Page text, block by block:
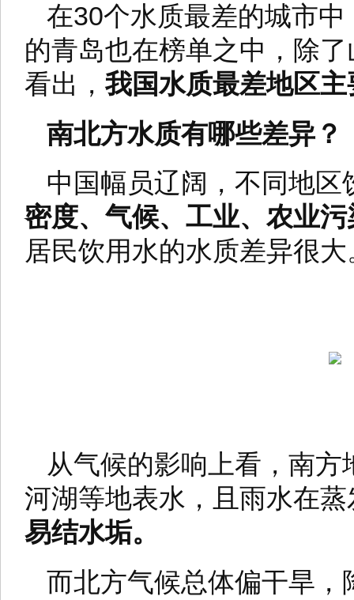
在30个水质最差的城市
的青岛也在榜单之中，除
看出， 我国水质最差地区
南北方水质有哪些差异？
中国幅员辽阔，不同地
密度、气候、工业、农业
居民饮用水的水质差异很大
从气候的影响上看，南
河湖等地表水，且雨水在
易结水垢。
而北方气候总体偏干旱